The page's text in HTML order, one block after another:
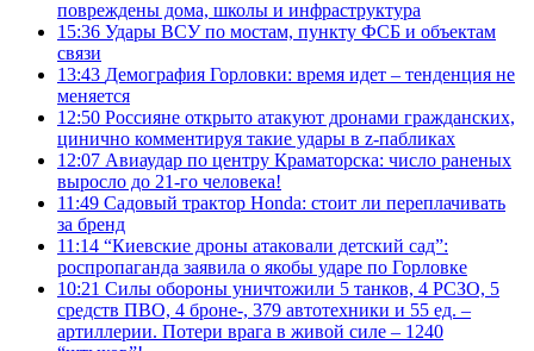
повреждены дома, школы и инфраструктура
15:36 Удары ВСУ по мостам, пункту ФСБ и объектам
связи
13:43 Демография Горловки: время идет – тенденция не
меняется
12:50 Россияне открыто атакуют дронами гражданских,
цинично комментируя такие удары в z-пабликах
12:07 Авиаудар по центру Краматорска: число раненых
выросло до 21-го человека!
11:49 Садовый трактор Honda: стоит ли переплачивать
за бренд
11:14 “Киевские дроны атаковали детский сад”:
роспропаганда заявила о якобы ударе по Горловке
10:21 Силы обороны уничтожили 5 танков, 4 РСЗО, 5
средств ПВО, 4 броне-, 379 автотехники и 55 ед. –
артиллерии. Потери врага в живой силе – 1240